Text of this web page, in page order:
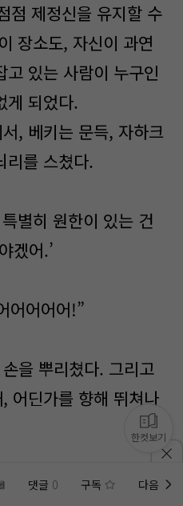
점 제정신을 유지할 수
장소도, 자신이 과연
있는 사람이 누구인
게 되었다.
, 베키는 문득, 자하크
리를 스쳤다.
별히 원한이 있는 건
겠어.’
어어어어!”
을 뿌리쳤다. 그리고
어딘가를 향해 뛰쳐나
댓글 0 구독 다음
한컷보기
미노벨 앱설치하기